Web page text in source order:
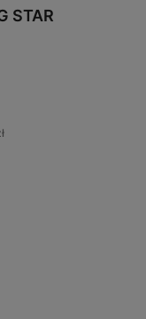
STAR